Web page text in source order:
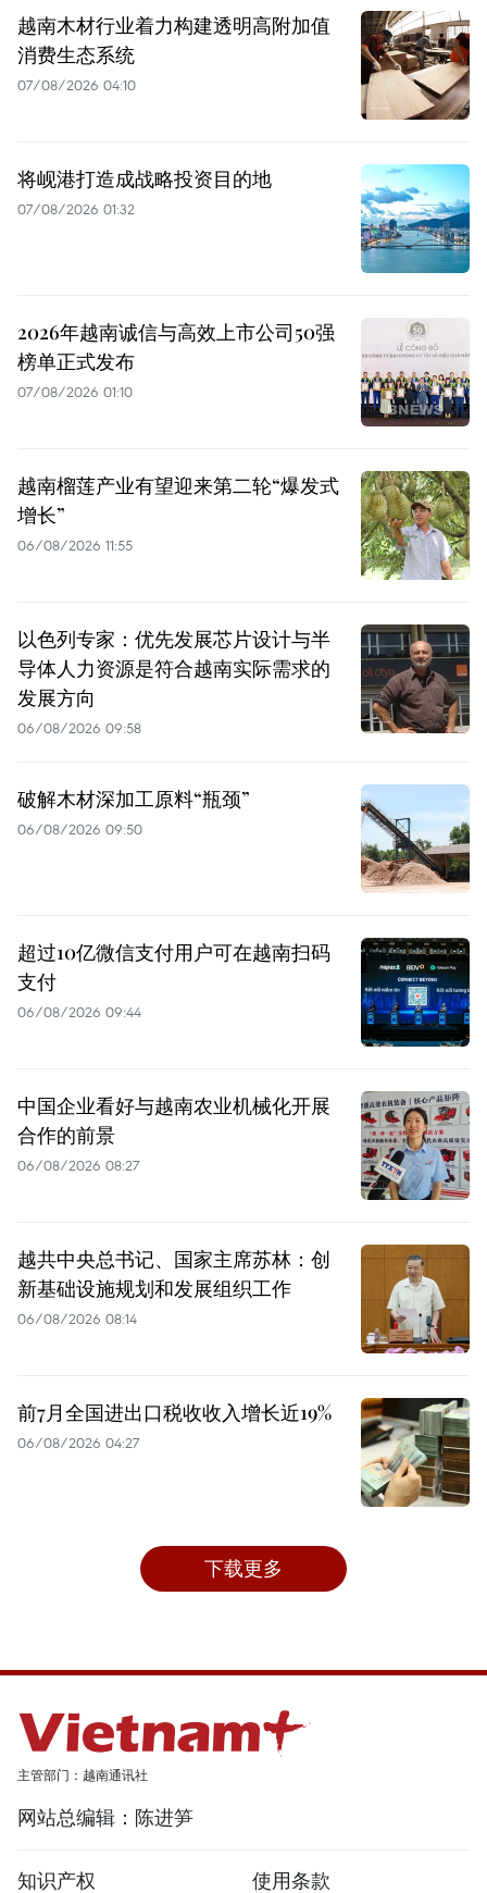
越南木材行业着力构建透明高附加值
消费生态系统
07/08/2026 04:10
将岘港打造成战略投资目的地
07/08/2026 01:32
2026年越南诚信与高效上市公司50强
榜单正式发布
07/08/2026 01:10
越南榴莲产业有望迎来第二轮“爆发式
增长”
06/08/2026 11:55
以色列专家：优先发展芯片设计与半
导体人力资源是符合越南实际需求的
发展方向
06/08/2026 09:58
破解木材深加工原料“瓶颈”
06/08/2026 09:50
超过10亿微信支付用户可在越南扫码
支付
06/08/2026 09:44
中国企业看好与越南农业机械化开展
合作的前景
06/08/2026 08:27
越共中央总书记、国家主席苏林：创
新基础设施规划和发展组织工作
06/08/2026 08:14
前7月全国进出口税收收入增长近19%
06/08/2026 04:27
下载更多
主管部门：越南通讯社
网站总编辑：陈进笋
知识产权 使用条款